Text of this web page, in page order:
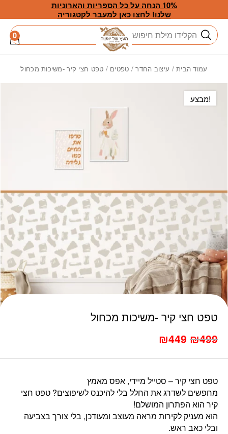
Skip to Content
10% הנחה על כל הספריות והארוניות
שלנו! לחצו כאן למעבר לקטגוריה
חיפוש 0
עמוד הבית/ עיצוב החדר/ טפטים / טפט חצי קיר -משיכות מכחול
טפט חצי קיר -משיכות מכחול
המחיר
₪570.
₪499
המחיר
₪499.
₪449
טפט חצי קיר – סטייל מיידי, אפס מאמץ
מחפשים לשדרג את החלל בלי להיכנס לשיפוצים? טפט חצי
קיר הוא הפתרון המושלם!
הוא מעניק לקירות מראה מעוצב ומעודכן, בלי צורך בצביעה
ובלי כאב ראש.
כמות טפט חצי קיר -משיכות מכחול
מבצע!